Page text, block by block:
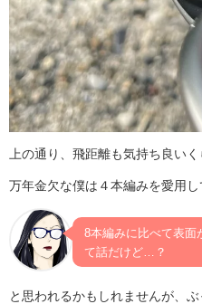
上の通り、飛距離も気持ち良いく
万年金欠な僕は４本編みを愛用し
8本編みに比べて表面
て話だけど…？
と思われるかもしれませんが、